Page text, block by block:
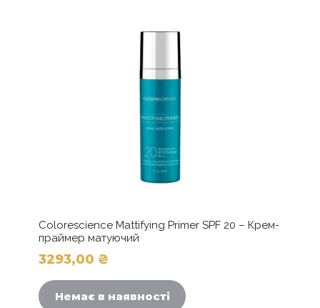
Colorescience Mattifying Primer SPF 20 – Крем-
праймер матуючий
3293,00 ₴
Немає в наявності